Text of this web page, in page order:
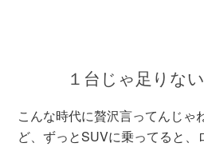
１台じゃ足りな
こんな時代に贅沢言ってんじゃ
ど、ずっとSUVに乗ってると、